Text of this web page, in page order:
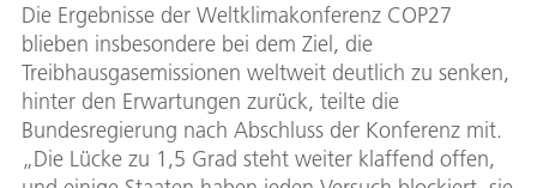
Die Ergebnisse der Weltklimakonferenz COP27
blieben insbesondere bei dem Ziel, die
Treibhausgasemissionen weltweit deutlich zu senken,
hinter den Erwartungen zurück, teilte die
Bundesregierung nach Abschluss der Konferenz mit.
„Die Lücke zu 1,5 Grad steht weiter klaffend offen,